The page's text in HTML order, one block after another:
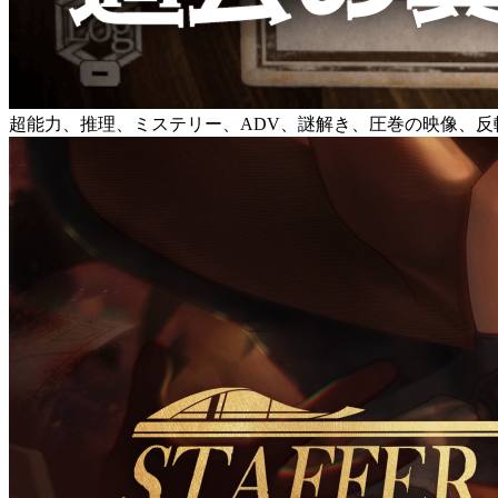
超能力、推理、ミステリー、ADV、謎解き、圧巻の映像、反